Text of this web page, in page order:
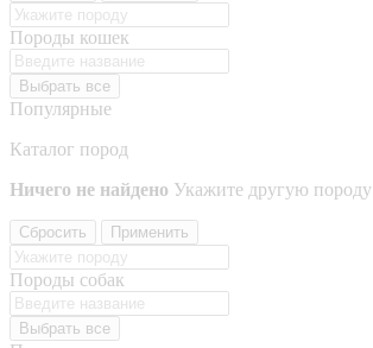
Породы кошек
Выбрать все
Популярные
Каталог пород
Ничего не найдено Укажите другую породу
Сбросить Применить
Породы собак
Выбрать все